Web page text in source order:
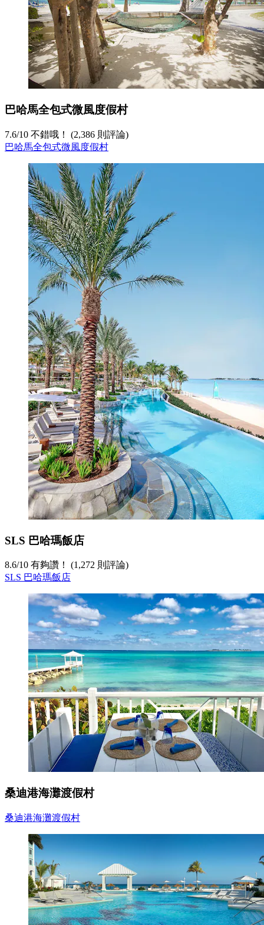
巴哈馬全包式微風度假村
7.6/10 不錯哦！ (2,386 則評論)
巴哈馬全包式微風度假村
SLS 巴哈瑪飯店
8.6/10 有夠讚！ (1,272 則評論)
SLS 巴哈瑪飯店
桑迪港海灘渡假村
桑迪港海灘渡假村